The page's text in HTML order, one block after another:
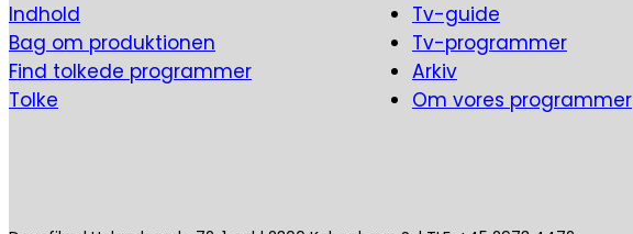
Indhold
Bag om produktionen
Find tolkede programmer
Tolke
Tv-guide
Tv-programmer
Arkiv
Om vores programmer